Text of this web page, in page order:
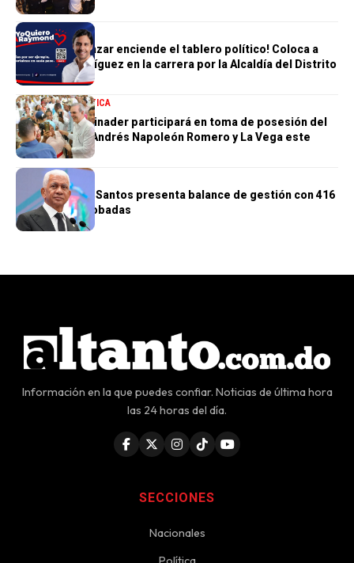
POLÍTICA
Humberto Salazar enciende el tablero político! Coloca a
Raymond Rodríguez en la carrera por la Alcaldía del Distrito
Nacional
NACIONALESPOLÍTICA
Presidente Abinader participará en toma de posesión del
nuevo obispo Andrés Napoleón Romero y La Vega este
sábado
POLÍTICA
Ricardo de los Santos presenta balance de gestión con 416
iniciativas aprobadas
Información en la que puedes confiar. Noticias de última hora
las 24 horas del día.
SECCIONES
Nacionales